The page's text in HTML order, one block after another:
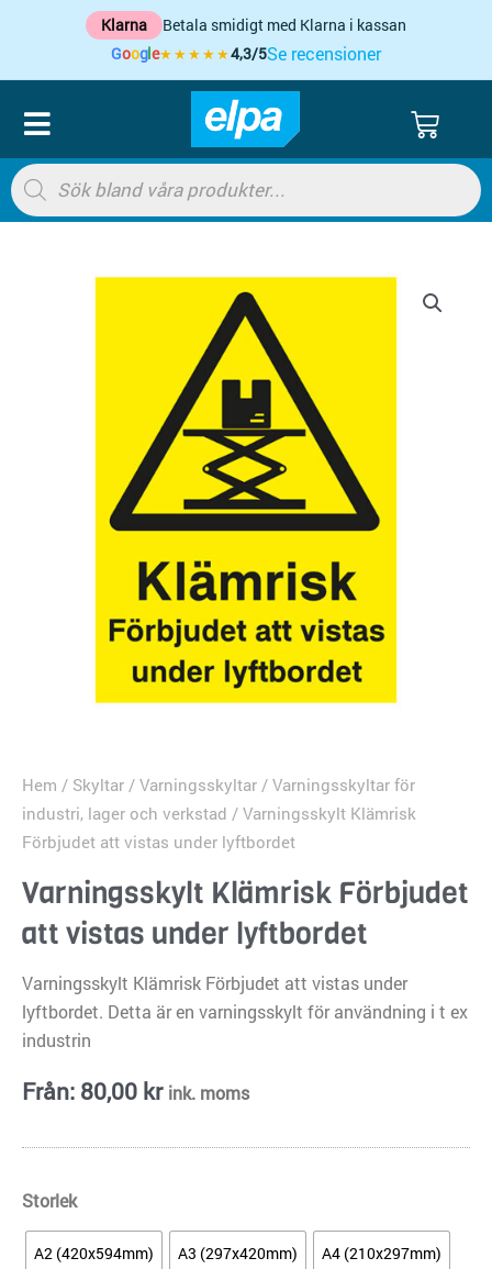
Klarna
Betala smidigt med Klarna i kassan
Google★★★★★4,3/5Se recensioner
Products
search
Hem / Skyltar / Varningsskyltar / Varningsskyltar för
industri, lager och verkstad / Varningsskylt Klämrisk
Förbjudet att vistas under lyftbordet
Varningsskylt Klämrisk Förbjudet
att vistas under lyftbordet
Varningsskylt Klämrisk Förbjudet att vistas under
lyftbordet. Detta är en varningsskylt för användning i t ex
industrin
Från: 80,00 kr ink. moms
Storlek
A2 (420x594mm) A3 (297x420mm) A4 (210x297mm)
Varningsskylt
Klämrisk
Förbjudet